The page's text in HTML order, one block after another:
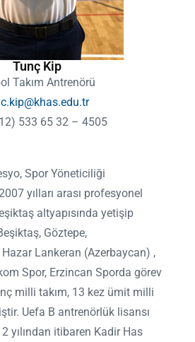
Tunç Kip
Takım Antrenörü
533 65 32 – 4505
Spor Yöneticiliği
yılları arası profesyonel
altyapısında yetişip
Göztepe,
Lankeran (Azerbaycan) ,
Spor, Erzincan Sporda görev
milli takım, 13 kez ümit milli
Uefa B antrenörlük lisansı
yılından itibaren Kadir Has